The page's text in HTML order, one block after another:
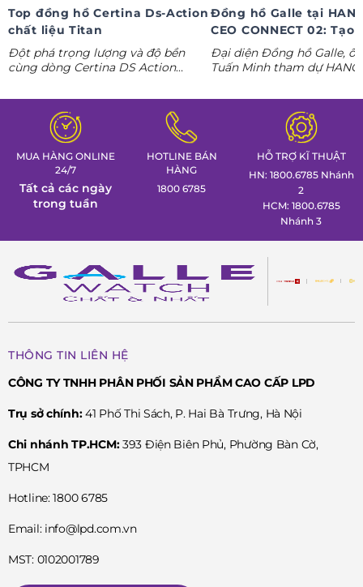
Top đồng hồ Certina Ds-Action
chất liệu Titan
Đột phá trọng lượng và độ bền
cùng dòng Certina DS Action
tác thể thao cá tính nhất trong
Tuần lễ đồng hồ Thụy Sỹ cùng
Đồng hồ Galle!
Đồng hồ Galle tại
CEO CONNECT 02: Tạo
phong thái lãnh đạo kỷ
nguyên AI
Đại diện Đồng hồ Galle,
Tuấn Minh tham dự
gian trưng bày đồng hồ
định hình phong thái lãnh
MUA HÀNG ONLINE
24/7
Tất cả các ngày
trong tuần
HOTLINE BÁN
HÀNG
1800 6785
HỖ TRỢ KĨ THUẬT
HN: 1800.6785 Nhánh
2
HCM: 1800.6785
Nhánh 3
THÔNG TIN LIÊN HỆ
CÔNG TY TNHH PHÂN PHỐI SẢN PHẨM CAO CẤP LPD
Trụ sở chính:41 Phố Thi Sách, P. Hai Bà Trưng, Hà Nội
Chi nhánh TP.HCM:393 Điện Biên Phủ, Phường Bàn Cờ,
TPHCM
Hotline: 1800 6785
Email: info@lpd.com.vn
MST: 0102001789